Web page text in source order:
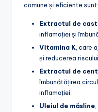
comune și eficiente sunt:
Extractul de
inflamației și
Vitamina K , care
și reducerea
Extractul de
îmbunătățirea
inflamației;
Uleiul de măsline